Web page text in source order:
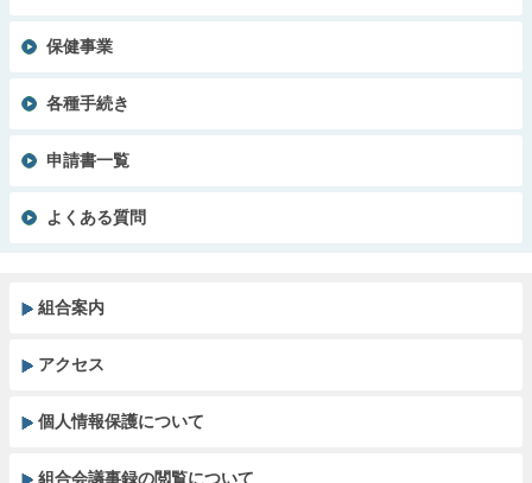
保健事業
各種手続き
申請書一覧
よくある質問
組合案内
アクセス
個人情報保護について
組合会議事録の閲覧について